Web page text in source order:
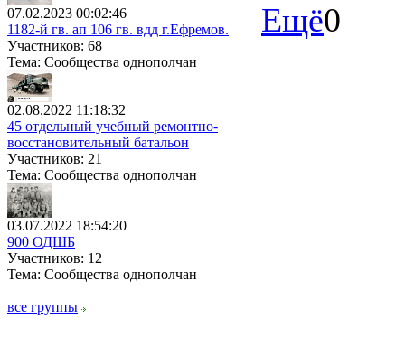
07.02.2023 00:02:46
1182-й гв. ап 106 гв. вдд г.Ефремов.
Участников: 68
Тема: Сообщества однополчан
02.08.2022 11:18:32
45 отдельный учебный ремонтно-
восстановительный батальон
Участников: 21
Тема: Сообщества однополчан
03.07.2022 18:54:20
900 ОДШБ
Участников: 12
Тема: Сообщества однополчан
все группы
Ещё0